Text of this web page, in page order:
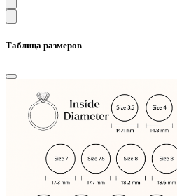
Таблица размеров